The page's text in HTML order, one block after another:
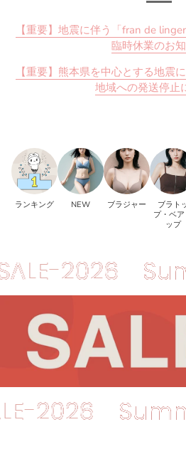
【重要】地震に伴う「fran de
臨時休業のお
【重要】熊本県を中心とする地震
地域への発送停止
ランキング NEW ブラジャー
ブラト
プ・ベア
ップ
SALE-2026